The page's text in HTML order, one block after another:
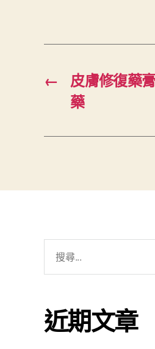
←
皮膚修復藥
藥
字:
近期文章